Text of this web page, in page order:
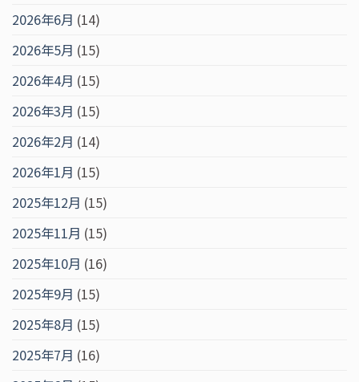
2026年6月 (14)
2026年5月 (15)
2026年4月 (15)
2026年3月 (15)
2026年2月 (14)
2026年1月 (15)
2025年12月 (15)
2025年11月 (15)
2025年10月 (16)
2025年9月 (15)
2025年8月 (15)
2025年7月 (16)